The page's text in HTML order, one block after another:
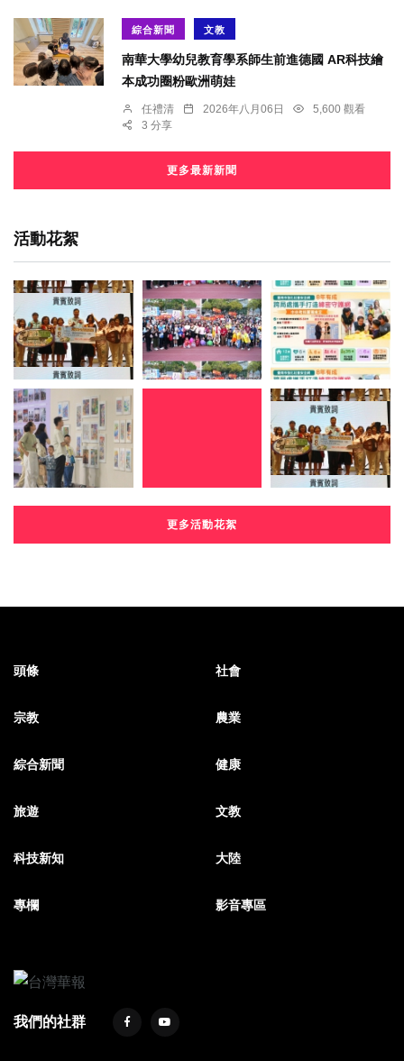
綜合新聞 文教
南華大學幼兒教育學系師生前進德國 AR科技繪
本成功圈粉歐洲萌娃
任禮清 2026年八月06日
5,600 觀看
3 分享
更多最新新聞
活動花絮
更多活動花絮
頭條 社會
宗教 農業
綜合新聞 健康
旅遊 文教
科技新知 大陸
專欄 影音專區
我們的社群